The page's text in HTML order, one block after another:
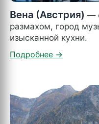
Вена (Австрия) —
размахом, город
изысканной кухни.